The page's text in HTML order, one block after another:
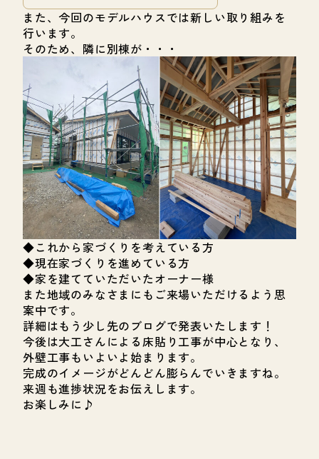
また、今回のモデルハウスでは新しい取り組みを
行います。
そのため、隣に別棟が・・・
◆これから家づくりを考えている方
◆現在家づくりを進めている方
◆家を建てていただいたオーナー様
また地域のみなさまにもご来場いただけるよう思
案中です。
詳細はもう少し先のブログで発表いたします！
今後は大工さんによる床貼り工事が中心となり、
外壁工事もいよいよ始まります。
完成のイメージがどんどん膨らんでいきますね。
来週も進捗状況をお伝えします。
お楽しみに♪